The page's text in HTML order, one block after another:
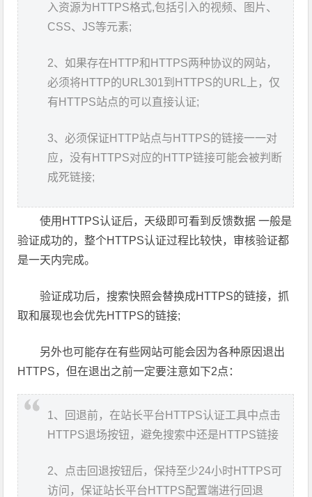
入资源为HTTPS格式,包括引入的视频、图片、
CSS、JS等元素;
2、如果存在HTTP和HTTPS两种协议的网站，
必须将HTTP的URL301到HTTPS的URL上，仅
有HTTPS站点的可以直接认证;
3、必须保证HTTP站点与HTTPS的链接一一对
应，没有HTTPS对应的HTTP链接可能会被判断
成死链接;
使用HTTPS认证后，天级即可看到反馈数据 一般是
验证成功的，整个HTTPS认证过程比较快，审核验证都
是一天内完成。
验证成功后，搜索快照会替换成HTTPS的链接，抓
取和展现也会优先HTTPS的链接;
另外也可能存在有些网站可能会因为各种原因退出
HTTPS，但在退出之前一定要注意如下2点：
1、回退前，在站长平台HTTPS认证工具中点击
HTTPS退场按钮，避免搜索中还是HTTPS链接
2、点击回退按钮后，保持至少24小时HTTPS可
访问，保证站长平台HTTPS配置端进行回退